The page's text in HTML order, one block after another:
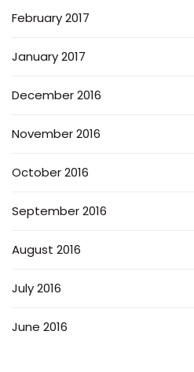
February 2017
January 2017
December 2016
November 2016
October 2016
September 2016
August 2016
July 2016
June 2016